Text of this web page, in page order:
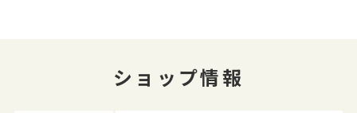
ショップ情報